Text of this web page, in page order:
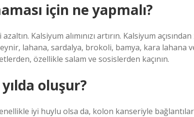
için ne yapmalı?
Kalsiyum alımınızı artırın. Kalsiyum
lahana, sardalya, brokoli, bamya, kara lahana
özellikle salam ve sosislerden kaçının.
oluşur?
iyi huylu olsa da, kolon kanseriyle